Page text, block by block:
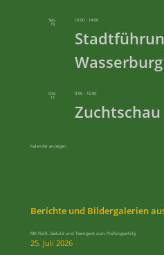
Sep.
19
10:00 -14:00
Wasserburg
Okt.
11
9:00 -15:00
Zuchtschau
Kalender anzeigen
Berichte und Bildergalerien
Mit Fleiß, Geduld und Teamgeist zum Prüfungserfolg
25. Juli 2026